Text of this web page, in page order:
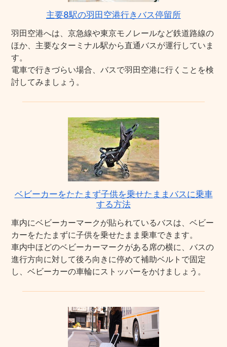
主要8駅の羽田空港行きバス停留所
羽田空港へは、京急線や東京モノレールなど鉄道路線の
ほか、主要なターミナル駅から直通バスが運行していま
す。
電車で行きづらい場合、バスで羽田空港に行くことを検
討してみましょう。
ベビーカーをたたまず子供を乗せたままバスに乗車
する方法
車内にベビーカーマークが貼られているバスは、ベビー
カーをたたまずに子供を乗せたまま乗車できます。
車内中ほどのベビーカーマークがある席の横に、バスの
進行方向に対して後ろ向きに停めて補助ベルトで固定
し、ベビーカーの車輪にストッパーをかけましょう。